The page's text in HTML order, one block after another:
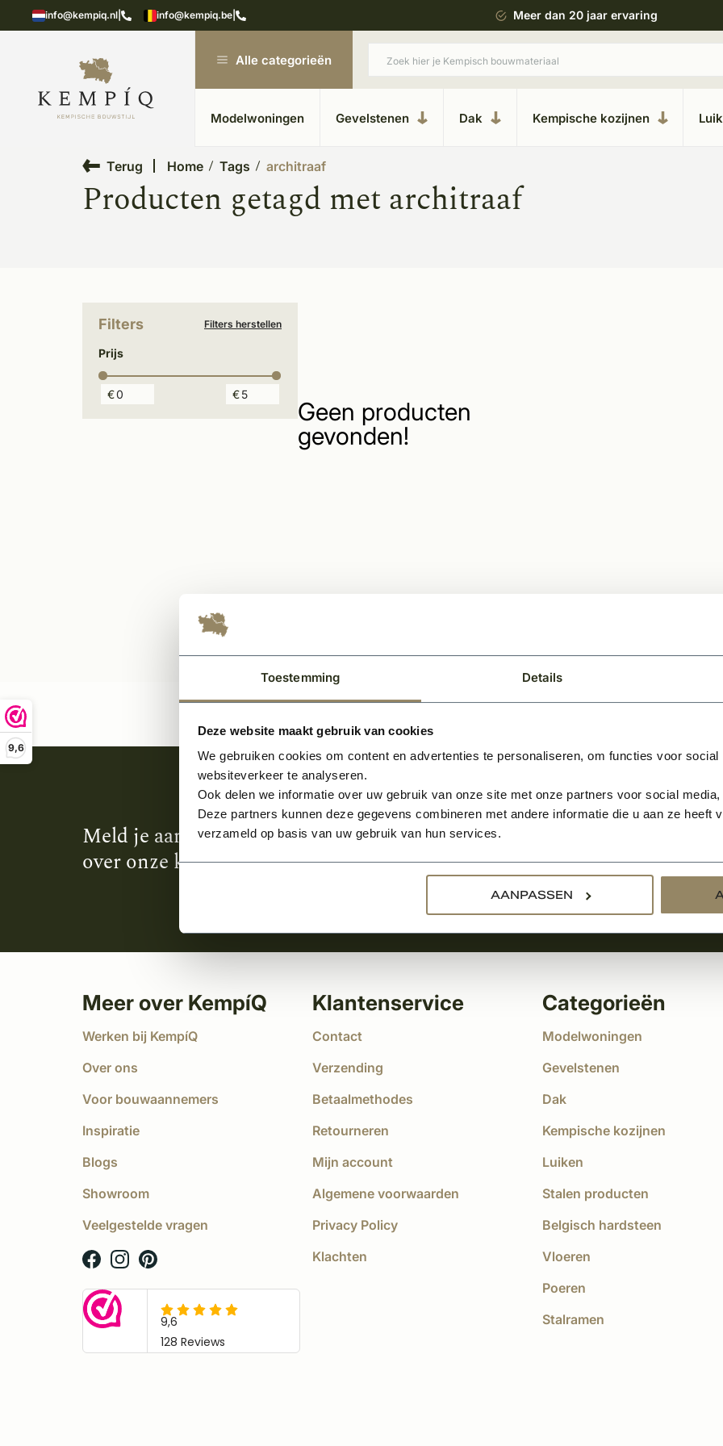
Toestemming Details
Deze website maakt gebruik van cookies
We gebruiken cookies om content en advertenties te personaliseren, om functies voor
websiteverkeer te analyseren.
Ook delen we informatie over uw gebruik van onze site met onze partners voor social
Deze partners kunnen deze gegevens combineren met andere informatie die u aan ze heeft
verzameld op basis van uw gebruik van hun services.
AANPASSEN
9,6
info@kempiq.nl info@kempiq.be
in Kesteren Unieke materialen in kempische bouwstijl Meer dan 20 jaar ervaring
Alle categorieën
Modelwoningen Gevelstenen Dak Kempische kozijnen
Terug Home Tags architraaf
Producten getagd met architraaf
Filters Filters herstellen
Prijs
€ €
Geen producten
gevonden!
Meld je aan en ontvang het laatste nieuws
over onze kempische bouwstijl!
Meer over KempíQ
Werken bij KempíQ
Over ons
Voor bouwaannemers
Inspiratie
Blogs
Showroom
Veelgestelde vragen
Klantenservice
Contact
Verzending
Betaalmethodes
Retourneren
Mijn account
Algemene voorwaarden
Privacy Policy
Klachten
Categorieën
Modelwoningen
Gevelstenen
Dak
Kempische kozijnen
Luiken
Stalen producten
Belgisch hardsteen
Vloeren
Poeren
Stalramen